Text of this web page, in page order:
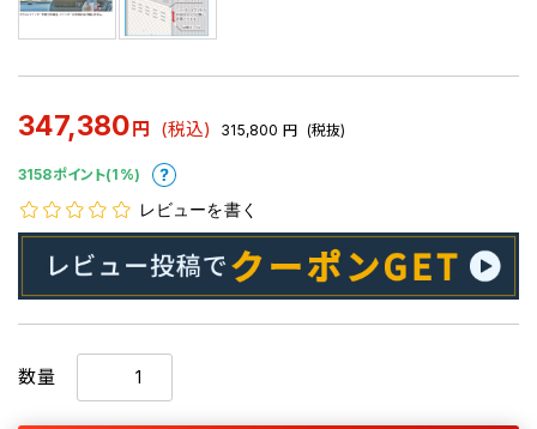
347,380 円 (税込) 315,800 円 (税抜)
3158ポイント(1%)
レビューを書く
数量